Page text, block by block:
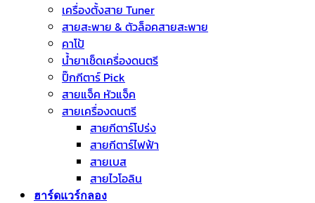
เครื่องตั้งสาย Tuner
สายสะพาย & ตัวล็อคสายสะพาย
คาโป้
น้ำยาเช็ดเครื่องดนตรี
ปิ๊กกีตาร์ Pick
สายแจ็ค หัวแจ็ค
สายเครื่องดนตรี
สายกีตาร์โปร่ง
สายกีตาร์ไฟฟ้า
สายเบส
สายไวโอลิน
ฮาร์ดแวร์กลอง